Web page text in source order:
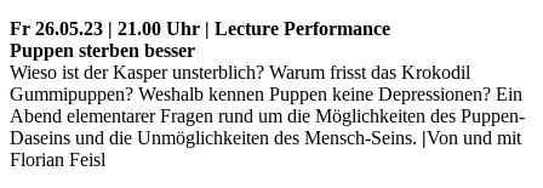
Fr 26.05.23 | 21.00 Uhr | Lecture Performance
Puppen sterben besser
Wieso ist der Kasper unsterblich? Warum frisst das Krokodil
Gummipuppen? Weshalb kennen Puppen keine Depressionen? Ein
Abend elementarer Fragen rund um die Möglichkeiten des Puppen-
Daseins und die Unmöglichkeiten des Mensch-Seins. |Von und mit
Florian Feisl